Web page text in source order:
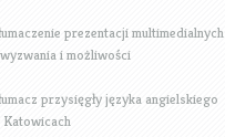
prezentacji multimedialnych
i możliwości
przysięgły języka angielskiego
Katowicach